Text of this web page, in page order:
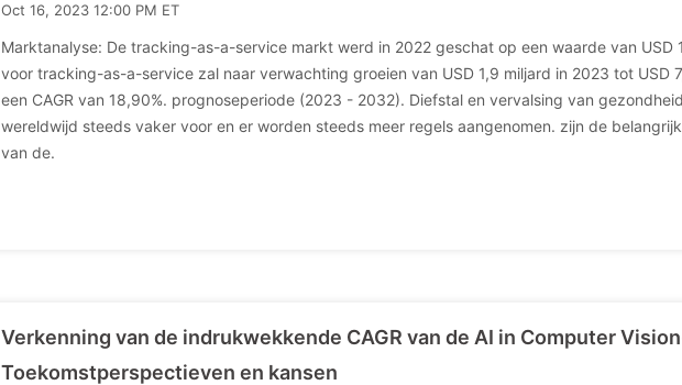
Oct 16, 2023 12:00 PM ET
Marktanalyse: De tracking-as-a-service markt werd in 2022 geschat op een waarde van USD
voor tracking-as-a-service zal naar verwachting groeien van USD 1,9 miljard in 2023 tot USD
een CAGR van 18,90%. prognoseperiode (2023 - 2032). Diefstal en vervalsing van
wereldwijd steeds vaker voor en er worden steeds meer regels aangenomen. zijn de
van de.
Verkenning van de indrukwekkende CAGR van de AI in Computer
Toekomstperspectieven en kansen